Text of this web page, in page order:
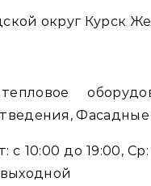
округ Курск
10:00 до 19:00,
выходной